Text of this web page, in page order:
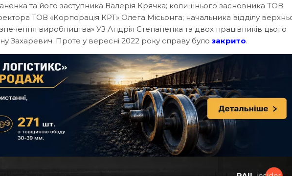
та його заступника Валерія Крячка; колишнього засновника ТОВ
ТОВ «Корпорація КРТ» Олега Місьонга; начальника відділу
виробництва» УЗ Андрія Степаненка та двох працівників цього
Захаревич. Проте у вересні 2022 року справу було закрито.